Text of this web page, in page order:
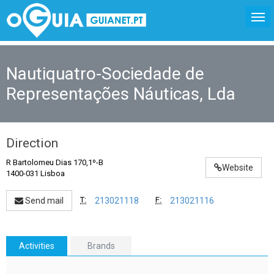
Nautiquatro-Sociedade de
Representações Náuticas, Lda
Direction
Website
R Bartolomeu Dias 170,1º-B
1400-031 Lisboa
Send mail T: 213021118 F: 213021116
Activities Brands